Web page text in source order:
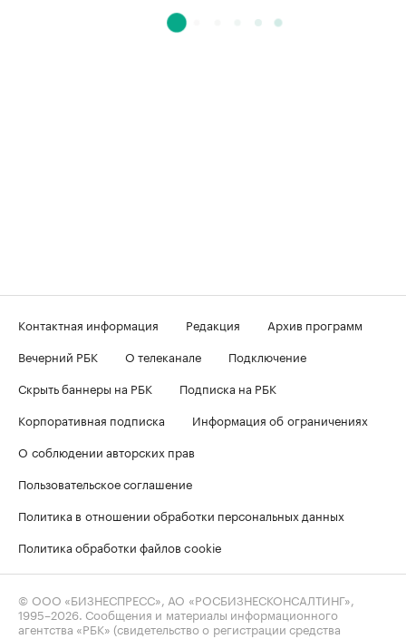
Контактная информация Редакция
Архив программ
Вечерний РБК
О телеканале
Подключение
Скрыть баннеры на РБК
Подписка на РБК
Корпоративная подписка
Информация об ограничениях
О соблюдении авторских прав
Пользовательское соглашение
Политика в отношении обработки персональных данных
Политика обработки файлов cookie
© ООО «БИЗНЕСПРЕСС», АО «РОСБИЗНЕСКОНСАЛТИНГ»,
1995–2026 . Сообщения и материалы информационного
агентства «РБК» (свидетельство о регистрации средства